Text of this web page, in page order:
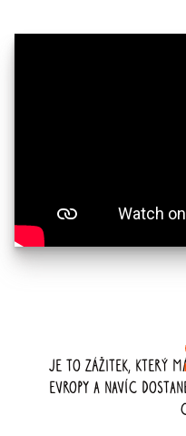
Je to zážitek, který
Evropy a navíc